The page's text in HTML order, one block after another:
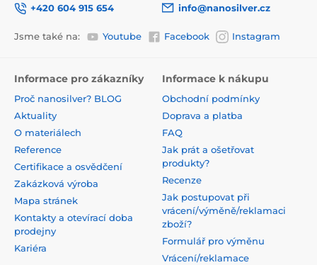
+420 604 915 654
info@nanosilver.cz
Jsme také na: Youtube Facebook Instagram
Informace pro zákazníky
Proč nanosilver? BLOG
Aktuality
O materiálech
Reference
Certifikace a osvědčení
Zakázková výroba
Mapa stránek
Kontakty a otevírací doba
prodejny
Kariéra
Informace k nákupu
Obchodní podmínky
Doprava a platba
FAQ
Jak prát a ošetřovat
produkty?
Recenze
Jak postupovat při
vrácení/výměně/reklamaci
zboží?
Formulář pro výměnu
Vrácení/reklamace